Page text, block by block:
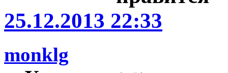
25.12.2013 22:33
monklg